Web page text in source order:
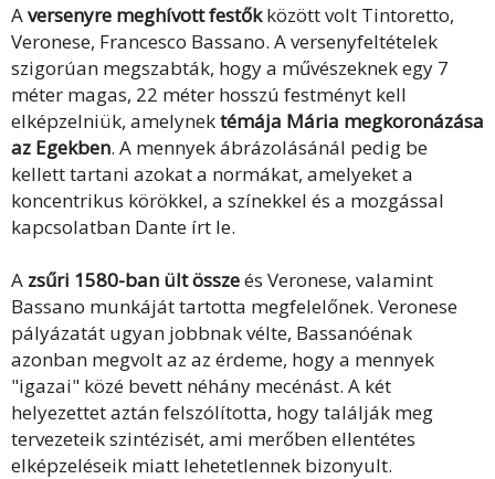
Aversenyre meghívott festőkközött volt Tintoretto,
Veronese, Francesco Bassano. A versenyfeltételek
szigorúan megszabták, hogy a művészeknek egy 7
méter magas, 22 méter hosszú festményt kell
elképzelniük, amelynektémája Mária megkoronázása
az Egekben. A mennyek ábrázolásánál pedig be
kellett tartani azokat a normákat, amelyeket a
koncentrikus körökkel, a színekkel és a mozgással
kapcsolatban Dante írt le.
A zsűri 1580-ban ült összeés Veronese, valamint
Bassano munkáját tartotta megfelelőnek. Veronese
pályázatát ugyan jobbnak vélte, Bassanóénak
azonban megvolt az az érdeme, hogy a mennyek
"igazai" közé bevett néhány mecénást. A két
helyezettet aztán felszólította, hogy találják meg
tervezeteik szintézisét, ami merőben ellentétes
elképzeléseik miatt lehetetlennek bizonyult.